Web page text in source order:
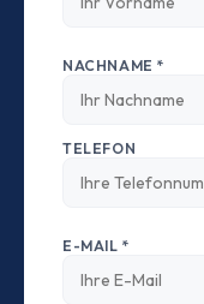
NACHNAME *
TELEFON
E-MAIL *